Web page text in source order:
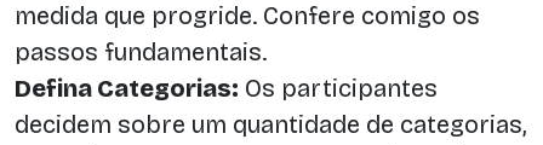
medida que progride. Confere comigo os
passos fundamentais.
Defina Categorias: Os participantes
decidem sobre um quantidade de categorias,